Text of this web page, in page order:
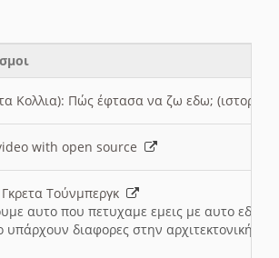
Κολλια): Πώς έφτασα να ζω εδω; (ιστορια)
with open source
Γκρετα Τούνμπεργκ
αυτο που πετυχαμε εμεις με αυτο εδω
υπάρχουν διαφορες στην αρχιτεκτονική